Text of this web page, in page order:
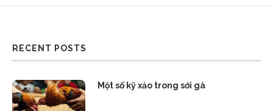
RECENT POSTS
Một số kỹ xảo trong sới gà